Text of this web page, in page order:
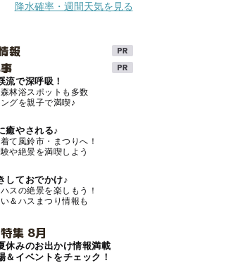
降水確率・週間天気を見る
報
流で深呼吸！
林浴スポットも多数
グを親子で満喫♪
癒やされる♪
て風鈴市・まつりへ！
や絶景を満喫しよう
しておでかけ♪
スの絶景を楽しもう！
＆ハスまつり情報も
集 8月
休みのお出かけ情報満載
＆イベントをチェック！